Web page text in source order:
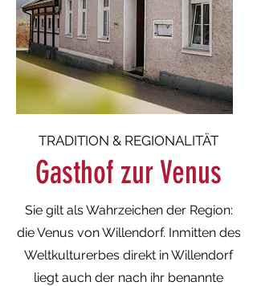
TRADITION & REGIONALITÄT
Gasthof zur Venus
Sie gilt als Wahrzeichen der Region:
die Venus von Willendorf. Inmitten des
Weltkulturerbes direkt in Willendorf
liegt auch der nach ihr benannte